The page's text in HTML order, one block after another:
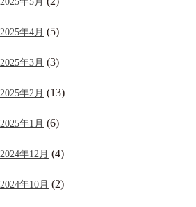
2025年4月 (5)
2025年3月 (3)
2025年2月 (13)
2025年1月 (6)
2024年12月 (4)
2024年10月 (2)